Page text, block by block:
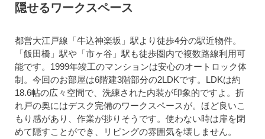
隠せるワークスペース
都営大江戸線「牛込神楽坂」駅より徒歩4分の駅近物件。
「飯田橋」駅や「市ヶ谷」駅も徒歩圏内で複数路線利用可
能です。1999年竣工のマンションは安心のオートロック体
制。今回のお部屋は6階建3階部分の2LDKです。LDKは約
18.6帖の広々空間で、洗練された内装が印象的ですよ。折
れ戸の奥にはデスク完備のワークスペースが。ほど良いこ
もり感があり、作業が捗りそうです。使わない時は扉を閉
めて隠すことができ、リビングの雰囲気を壊しません。